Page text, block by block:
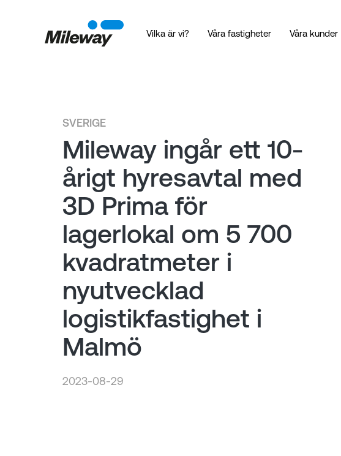
Vilka är vi? Våra fastigheter Våra kunder
SVERIGE
Mileway ingår ett 10-
årigt hyresavtal med
3D Prima för
lagerlokal om 5 700
kvadratmeter i
nyutvecklad
logistikfastighet i
Malmö
2023-08-29